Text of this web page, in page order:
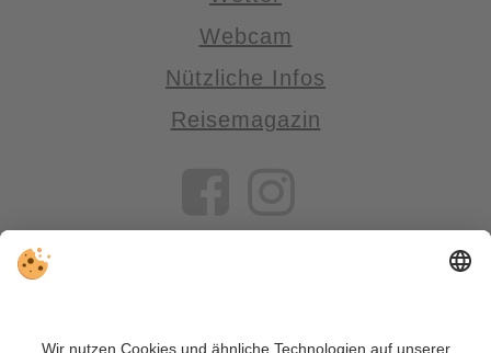
Webcam
Nützliche Infos
Reisemagazin